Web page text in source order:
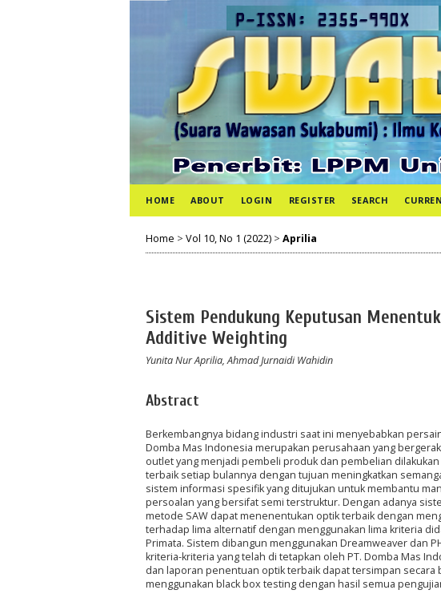
HOME ABOUT LOGIN REGISTER SEARCH
Home > Vol 10, No 1 (2022) > Aprilia
Sistem Pendukung Keputusan
Additive Weighting
Yunita Nur Aprilia, Ahmad Jurnaidi Wahidin
Abstract
Berkembangnya bidang industri saat ini menyebabkan
Domba Mas Indonesia merupakan perusahaan yang
outlet yang menjadi pembeli produk dan pembelian
terbaik setiap bulannya dengan tujuan meningkatkan
sistem informasi spesifik yang ditujukan untuk membantu
persoalan yang bersifat semi terstruktur. Dengan adanya
metode SAW dapat menenentukan optik terbaik dengan
terhadap lima alternatif dengan menggunakan lima kriteria
Primata. Sistem dibangun menggunakan Dreamweaver dan
kriteria-kriteria yang telah di tetapkan oleh PT. Domba Mas
dan laporan penentuan optik terbaik dapat tersimpan
menggunakan black box testing dengan hasil semua